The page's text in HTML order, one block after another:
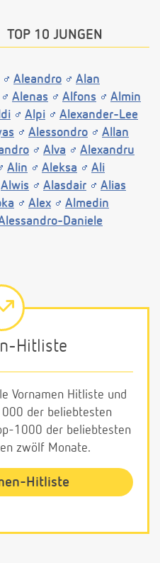
TOP 10 JUNGEN
Aleandro
Alan
Alenas Alfons
Almin
Alpi
Alexander-Lee
Alessondro
Allan
Alva
Alexandru
Alin Aleksa
Ali
Alwis Alasdair
Alias
Alex
Almedin
Daniele
Hitliste
Vornamen Hitliste und
der beliebtesten
1000 der beliebtesten
zwölf Monate.
Hitliste